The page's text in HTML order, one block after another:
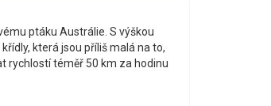
ptáku Austrálie. S výškou
která jsou příliš malá na to,
rychlostí téměř 50 km za hodinu